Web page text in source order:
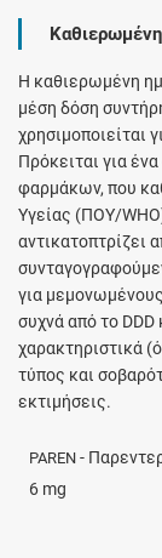
H καθιερωμένη
μέση δόση
χρησιμοποιείται
Πρόκειται για
φαρμάκων, που
Υγείας (ΠΟΥ/
αντικατοπτρίζει
για
συχνά από το
χαρακτηριστικά
τύπος και
εκτιμήσεις.
PAREN -
6 mg